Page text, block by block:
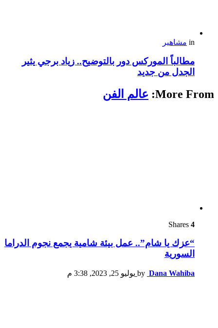
in مشاهير
مطالباً الموركس دور بالتوضيح.. زياد برجي يثير
الجدل من جديد
More From: عالم الفن
4
“عزك يا شام”.. عمل بيئة شامية يجمع نجوم الدراما
السورية
by Dana Wahiba يوليو 25, 2023, 3:38 م